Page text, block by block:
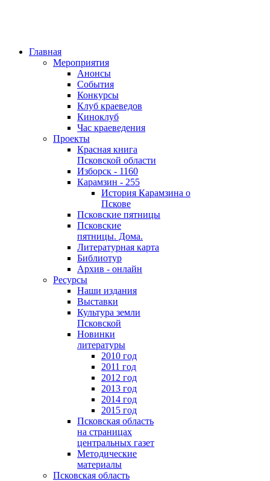
Главная
Мероприятия
Анонсы
События
Конкурсы
Клуб краеведов
Киноклуб
Час краеведения
Проекты
Красная книга
Псковской области
Изборск - 1160
Карамзин - 255
История Карамзина о
Пскове
Псковские пятницы
Псковские
пятницы. Дома.
Литературная карта
Библиотур
Архив - онлайн
Ресурсы
Наши издания
Выставки
Культура земли
Псковской
Новинки
литературы
2010 год
2011 год
2012 год
2013 год
2014 год
2015 год
Псковская область
на страницах
центральных газет
Методические
материалы
Псковская область